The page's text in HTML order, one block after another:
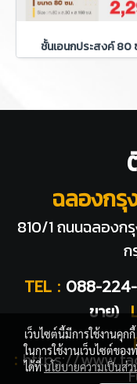
ชั้นเอนกประสงค์ 80
ฉลองกรุ
810/1 ถนนฉลองก
ก
TEL : 088-
ขาย)
: https://
เว็บไซต์นี้มีการใช้งานคุ
ในการใช้งานเว็บไซต์ขอ
ได้ที่นโยบายความเป็นส่